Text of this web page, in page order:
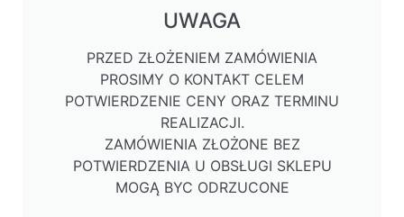
UWAGA
PRZED ZŁOŻENIEM ZAMÓWIENIA
PROSIMY O KONTAKT CELEM
POTWIERDZENIE CENY ORAZ TERMINU
REALIZACJI.
ZAMÓWIENIA ZŁOŻONE BEZ
POTWIERDZENIA U OBSŁUGI SKLEPU
MOGĄ BYC ODRZUCONE